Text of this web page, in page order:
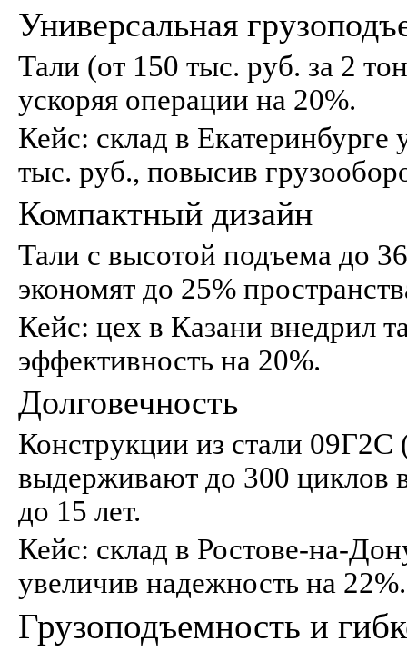
Универсальная
Тали (от 150 тыс. руб. за 2
ускоряя операции на 20%.
Кейс: склад в Екатеринбурге
тыс. руб., повысив
Компактный дизайн
Тали с высотой подъема до
экономят до 25%
Кейс: цех в Казани внедрил
эффективность на 20%.
Долговечность
Конструкции из стали 09Г2С
выдерживают до 300 циклов
до 15 лет.
Кейс: склад в Ростове-на-
увеличив надежность на 22%.
Грузоподъемность и